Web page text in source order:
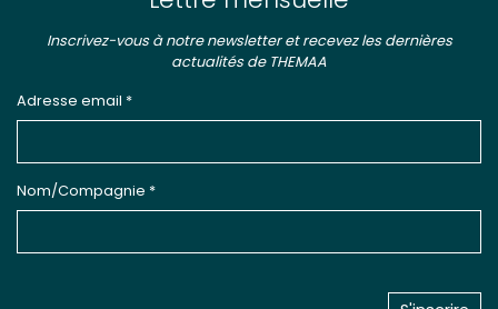
Inscrivez-vous à notre newsletter et recevez les dernières
actualités de THEMAA
Adresse email *
Nom/Compagnie *